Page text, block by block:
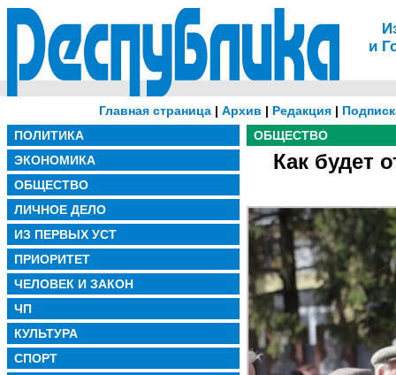
и
Главная страница| Архив | Редакция|
ПОЛИТИКА
ЭКОНОМИКА
ОБЩЕСТВО
ЛИЧНОЕ ДЕЛО
ИЗ ПЕРВЫХ УСТ
ПРИОРИТЕТ
ЧЕЛОВЕК И ЗАКОН
ЧП
КУЛЬТУРА
СПОРТ
ОБЩЕСТВО
Как будет